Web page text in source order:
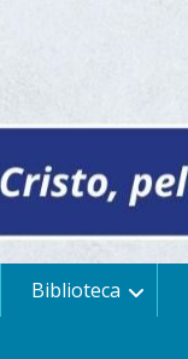
Biblioteca